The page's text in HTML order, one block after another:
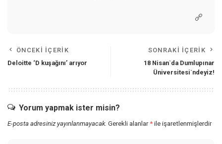
ÖNCEKI İÇERIK
Deloitte ‘D kuşağını’ arıyor
SONRAKI İÇERIK
18 Nisan`da Dumlupınar
Üniversitesi`ndeyiz!
Yorum yapmak ister misin?
E-posta adresiniz yayınlanmayacak. Gerekli alanlar* ile işaretlenmişlerdir